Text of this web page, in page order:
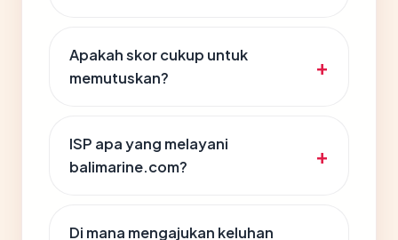
Apakah skor cukup untuk
memutuskan?
ISP apa yang melayani
balimarine.com?
Di mana mengajukan keluhan